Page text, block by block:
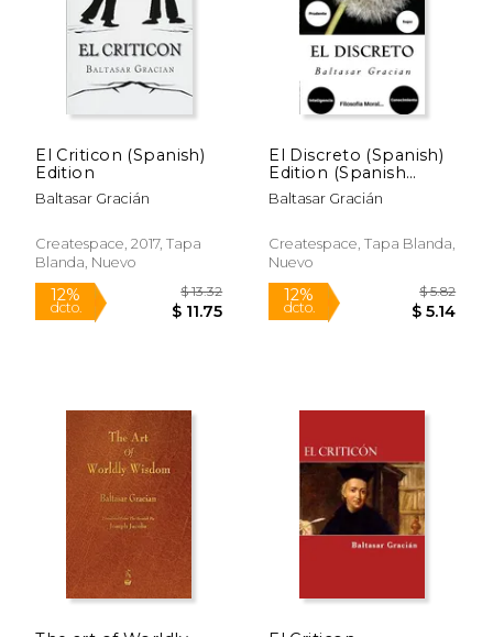
dcto. $ 11.47 dcto. $
Rápido
El Criticon (Spanish)
Edition
Baltasar Gracián
Createspace, 2017, Tapa
Blanda, Nuevo
El Discreto (Spanish)
Edition (Spanish
Edition)
Baltasar Gracián
Createspace, Tapa Blanda,
Nuevo